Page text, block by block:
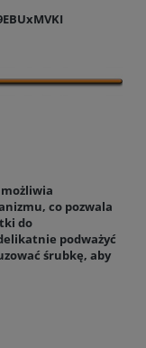
co pozwala
do
podważyć
śrubkę, aby